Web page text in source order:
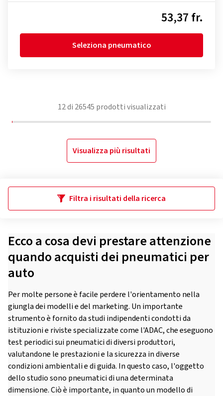
53,37 fr.
Seleziona pneumatico
12di 26545 prodotti visualizzati
Visualizza più risultati
Filtra i risultati della ricerca
Ecco a cosa devi prestare attenzione
quando acquisti dei pneumatici per
auto
Per molte persone è facile perdere l'orientamento nella
giungla dei modelli e del marketing. Un importante
strumento è fornito da studi indipendenti condotti da
istituzioni e riviste specializzate come l'ADAC, che eseguono
test periodici sui pneumatici di diversi produttori,
valutandone le prestazioni e la sicurezza in diverse
condizioni ambientali e di guida. In questo caso, l'oggetto
dello studio sono pneumatici di una determinata
dimensione. Ciò è importante, in quanto un modello di